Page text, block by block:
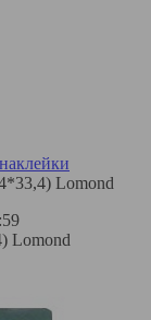
Lomond
Lomond